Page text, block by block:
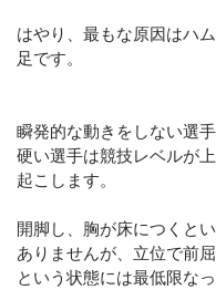
はやり、最もな原因はハ
足です。
瞬発的な動きをしない選
硬い選手は競技レベルが
起こします。
開脚し、胸が床につくと
ありませんが、立位で前
という状態には最低限な